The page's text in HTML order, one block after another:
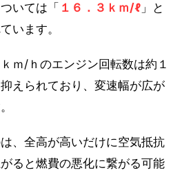
いては「 １６．３ｋｍ/ℓ 」と
います。
ｍ/ｈのエンジン回転数は約１
えられており、変速幅が広が
、全高が高いだけに空気抵抗
ると燃費の悪化に繋がる可能